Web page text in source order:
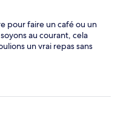
pour faire un café ou un
au courant, cela
un vrai repas sans